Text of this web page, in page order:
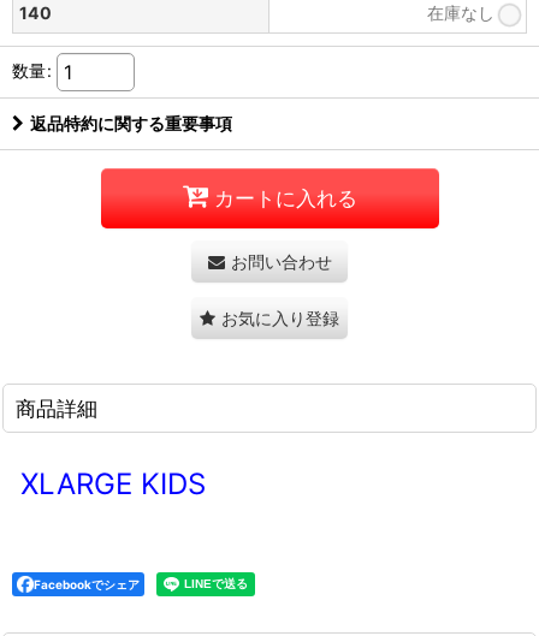
140
在庫なし
数量:
返品特約に関する重要事項
カートに入れる
お問い合わせ
お気に入り登録
商品詳細
XLARGE KIDS
Facebookでシェア